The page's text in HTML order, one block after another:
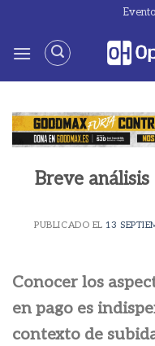
contenido
Breve
PUBLICADO EL 13
Conocer los
en pago es
contexto de